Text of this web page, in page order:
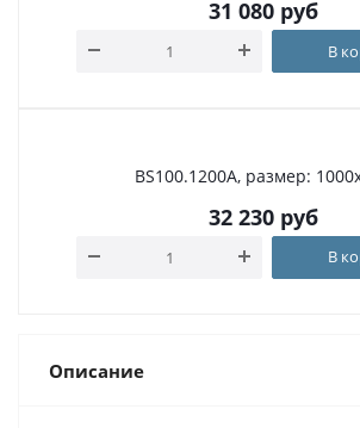
31 080руб
В
BS100.1200A, размер:
32 230руб
В
Описание